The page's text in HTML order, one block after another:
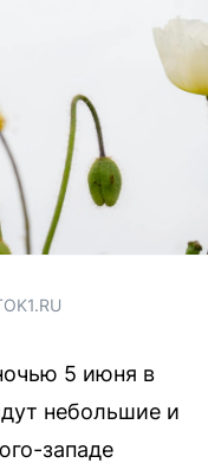
5 июня в
небольшие и
западе